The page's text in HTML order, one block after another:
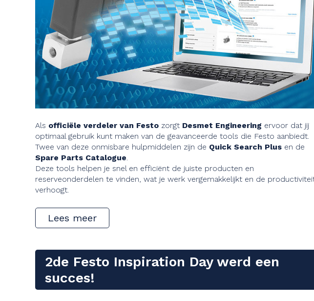
Als officiële verdeler van Festo zorgt Desmet Engineering ervoor dat jij
optimaal gebruik kunt maken van de geavanceerde tools die Festo aanbiedt.
Twee van deze onmisbare hulpmiddelen zijn de Quick Search Plus en de
Spare Parts Catalogue
Deze tools helpen je snel en efficiënt de juiste producten en
reserveonderdelen te vinden, wat je werk vergemakkelijkt en de
verhoogt.
Lees meer
2de Festo Inspiration Day werd een
succes!